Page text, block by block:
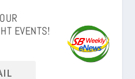
EVENTS!